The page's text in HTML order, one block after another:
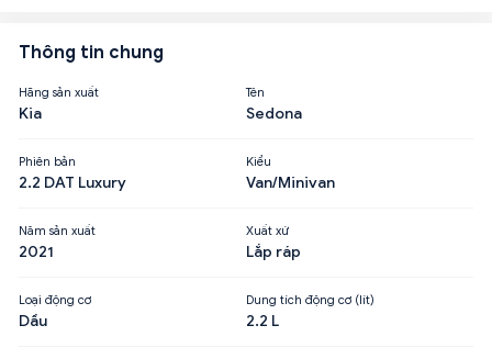
Thông tin chung
Hãng sản xuất
Kia
Tên
Sedona
Phiên bản
2.2 DAT Luxury
Kiểu
Van/Minivan
Năm sản xuất
2021
Xuất xứ
Lắp ráp
Loại động cơ
Dầu
Dung tích động cơ (lít)
2.2 L